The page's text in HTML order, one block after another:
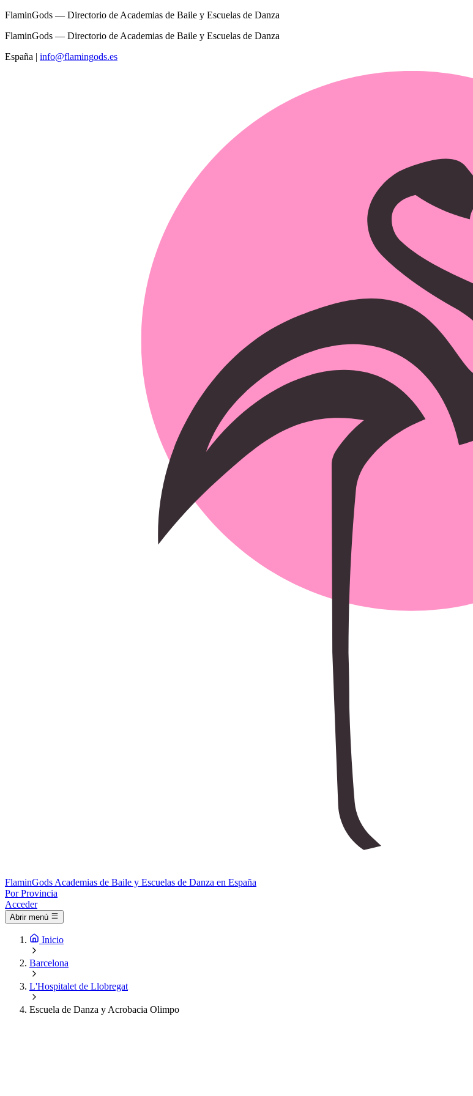
FlaminGods — Directorio de Academias de Baile y Escuelas de Danza
FlaminGods — Directorio de Academias de Baile y Escuelas de Danza
España | info@flamingods.es
FlaminGods Academias de Baile y Escuelas de Danza en España
Por Provincia
Acceder
Abrir menú
Inicio
Barcelona
L'Hospitalet de Llobregat
Escuela de Danza y Acrobacia Olimpo